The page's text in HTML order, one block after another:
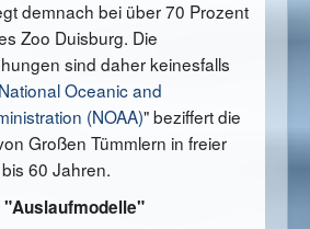
demnach bei über 70 Prozent
Zoo Duisburg. Die
sind daher keinesfalls
National Oceanic and
(NOAA)" beziffert die
Großen Tümmlern in freier
60 Jahren.